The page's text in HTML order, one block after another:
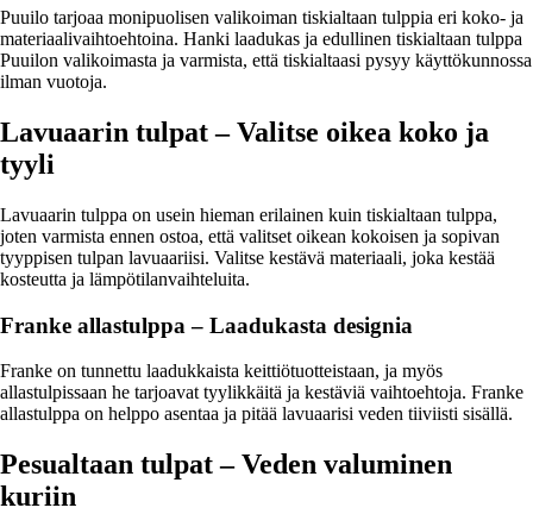
Puuilo tarjoaa monipuolisen valikoiman tiskialtaan tulppia eri koko- ja
materiaalivaihtoehtoina. Hanki laadukas ja edullinen tiskialtaan tulppa
Puuilon valikoimasta ja varmista, että tiskialtaasi pysyy käyttökunnossa
ilman vuotoja.
Lavuaarin tulpat – Valitse oikea koko ja
tyyli
Lavuaarin tulppa on usein hieman erilainen kuin tiskialtaan tulppa,
joten varmista ennen ostoa, että valitset oikean kokoisen ja sopivan
tyyppisen tulpan lavuaariisi. Valitse kestävä materiaali, joka kestää
kosteutta ja lämpötilanvaihteluita.
Franke allastulppa – Laadukasta designia
Franke on tunnettu laadukkaista keittiötuotteistaan, ja myös
allastulpissaan he tarjoavat tyylikkäitä ja kestäviä vaihtoehtoja. Franke
allastulppa on helppo asentaa ja pitää lavuaarisi veden tiiviisti sisällä.
Pesualtaan tulpat – Veden valuminen
kuriin